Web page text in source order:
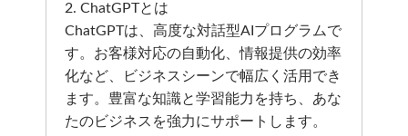
2. ChatGPTとは
ChatGPTは、高度な対話型AIプログラムで
す。お客様対応の自動化、情報提供の効率
化など、ビジネスシーンで幅広く活用でき
ます。豊富な知識と学習能力を持ち、あな
たのビジネスを強力にサポートします。